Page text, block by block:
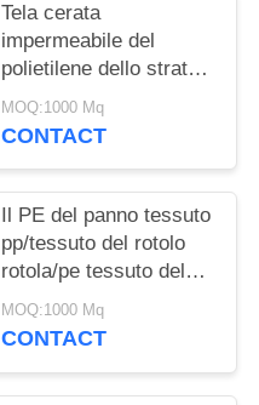
Tela cerata
impermeabile del
polietilene dello strato
della tela cerata del PE
della laminazione del
MOQ:1000 Mq
CONTACT
Il PE del panno tessuto
pp/tessuto del rotolo
rotola/pe tessuto del
PE (tela cerata del pe)
MOQ:1000 Mq
CONTACT